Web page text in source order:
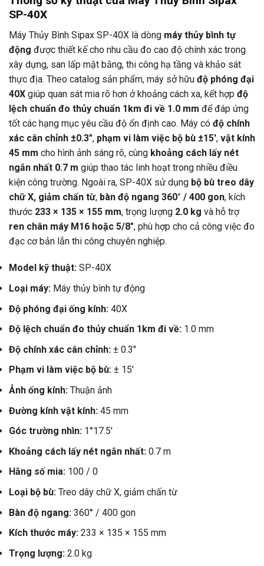
SP-40X
Máy Thủy Bình Sipax SP-40X là dòng máy thủy bình tự
động được thiết kế cho nhu cầu đo cao độ chính xác trong
xây dựng, san lấp mặt bằng, thi công hạ tầng và khảo sát
thực địa. Theo catalog sản phẩm, máy sở hữu độ phóng đại
40X giúp quan sát mia rõ hơn ở khoảng cách xa, kết hợp độ
lệch chuẩn đo thủy chuẩn 1km đi về 1.0 mm để đáp ứng
tốt các hạng mục yêu cầu độ ổn định cao. Máy có độ chính
xác cân chỉnh ±0.3″, phạm vi làm việc bộ bù ±15′, vật kính
45 mm cho hình ảnh sáng rõ, cùng khoảng cách lấy nét
ngắn nhất 0.7 m giúp thao tác linh hoạt trong nhiều điều
kiện công trường. Ngoài ra, SP-40X sử dụng bộ bù treo dây
chữ X, giảm chấn từ, bàn độ ngang 360° / 400 gon, kích
thước 233 × 135 × 155 mm, trọng lượng 2.0 kg và hỗ trợ
ren chân máy M16 hoặc 5/8″, phù hợp cho cả công việc đo
đạc cơ bản lẫn thi công chuyên nghiệp.
Model kỹ thuật: SP-40X
Loại máy: Máy thủy bình tự động
Độ phóng đại ống kính: 40X
Độ lệch chuẩn đo thủy chuẩn 1km đi về: 1.0 mm
Độ chính xác cân chỉnh: ± 0.3″
Phạm vi làm việc bộ bù: ± 15′
Ảnh ống kính: Thuận ảnh
Đường kính vật kính: 45 mm
Góc trường nhìn: 1°17.5′
Khoảng cách lấy nét ngắn nhất: 0.7 m
Hằng số mia: 100 / 0
Loại bộ bù: Treo dây chữ X, giảm chấn từ
Bàn độ ngang: 360° / 400 gon
Kích thước máy: 233 × 135 × 155 mm
Trọng lượng: 2.0 kg